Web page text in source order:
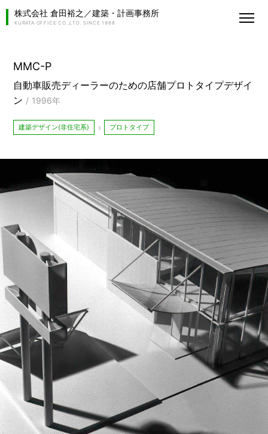
株式会社 倉田裕之／建築・計画事務所
KURATA OFFICE CO.,LTD. SINCE 1988
MMC-P
自動車販売ディーラーのための店舗プロトタイプデザイ
ン
1996年
建築デザイン(非住宅系) プロトタイプ